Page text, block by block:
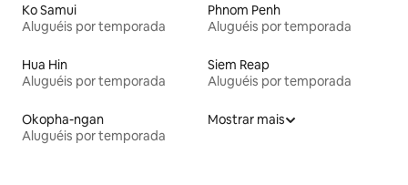
Ko Samui
Aluguéis por temporada
Phnom Penh
Aluguéis por temporada
Hua Hin
Aluguéis por temporada
Siem Reap
Aluguéis por temporada
Okopha-ngan
Aluguéis por temporada
Mostrar mais